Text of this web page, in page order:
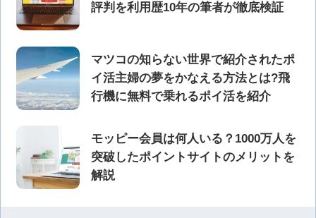
評判を利用歴10年の筆者が徹底検証
マツコの知らない世界で紹介されたポ
イ活主婦の夢をかなえる方法とは?飛
行機に無料で乗れるポイ活を紹介
モッピー会員は何人いる？1000万人を
突破したポイントサイトのメリットを
解説